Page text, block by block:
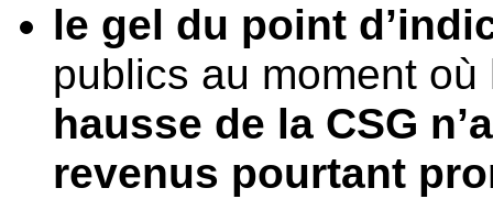
le gel du point
publics au moment où
hausse de la CSG
revenus pourtant